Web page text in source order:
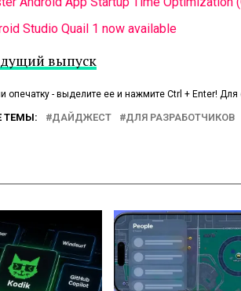
Studio Quail 1 now available
выпуск
опечатку - выделите ее и нажмите Ctrl + Enter!
ТЕМЫ: ДАЙДЖЕСТ ДЛЯ РАЗРАБОТЧИКОВ